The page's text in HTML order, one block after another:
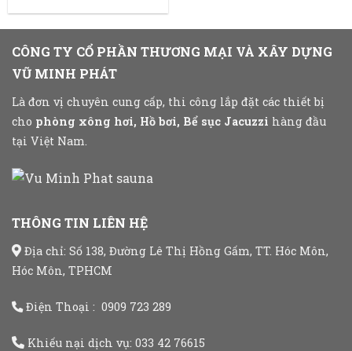
CÔNG TY CỔ PHẦN THƯƠNG MẠI VÀ XÂY DỰNG
VŨ MINH PHÁT
Là đơn vị chuyên cung cấp, thi công lắp đặt các thiết bị
cho phòng xông hơi, Hồ bơi, Bể sục Jacuzzi hàng đầu
tại Việt Nam.
THÔNG TIN LIÊN HỆ
Địa chỉ: Số 138, Đường Lê Thị Hồng Gấm, TT. Hóc Môn,
Hóc Môn, TPHCM
Điện Thoại : 0909 723 289
Khiếu nại dịch vụ: 033 42 76615